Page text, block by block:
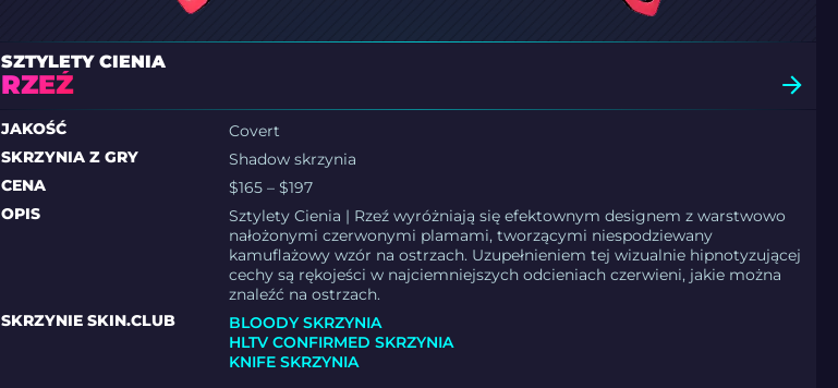
SZTYLETY CIENIA
RZEŹ
JAKOŚĆ
Covert
SKRZYNIA Z GRY
Shadow skrzynia
CENA
$165 – $197
OPIS
Sztylety Cienia | Rzeź wyróżniają się efektownym designem z warstwowo
nałożonymi czerwonymi plamami, tworzącymi niespodziewany
kamuflażowy wzór na ostrzach. Uzupełnieniem tej wizualnie hipnotyzującej
cechy są rękojeści w najciemniejszych odcieniach czerwieni, jakie można
znaleźć na ostrzach.
SKRZYNIE SKIN.CLUB
BLOODY SKRZYNIA
HLTV CONFIRMED SKRZYNIA
KNIFE SKRZYNIA